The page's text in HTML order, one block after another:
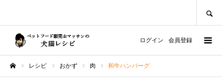
ログイン 会員登録
レシピ おかず 肉 和牛ハンバーグ